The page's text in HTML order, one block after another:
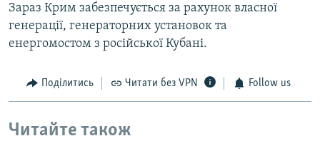
Зараз Крим забезпечується за рахунок власної
генерації, генераторних установок та
енергомостом з російської Кубані.
Поділитись Читати без VPN Follow us
Читайте також